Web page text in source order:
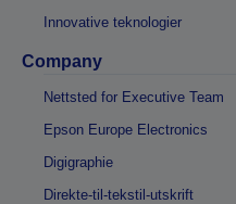
Innovative teknologier
Company
Nettsted for Executive Team
Epson Europe Electronics
Digigraphie
Direkte-til-tekstil-utskrift